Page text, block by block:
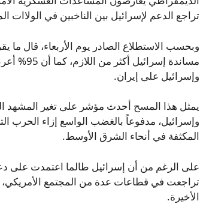
تراجع الدعم لإسرائيل بين الناخبين في الولاات
وبحسب الاستطلاع الصادر يوم الأربعاء، قال
مساندة
وإسرائيل على إيران.
يمثل هذا المسح أحدث مؤشر على تغير المشهد
وإسرائيل، مدفوعاً بالغضب الواسع إزاء الحرب
المكثفة في أنحاء الشرق الأوسط.
على الرغم من أن إسرائيل طالما اعتمدت على
تراجعت في قطاعات عدة من المجتمع
الأخيرة.